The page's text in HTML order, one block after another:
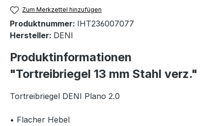
Zum Merkzettel hinzufügen
Produktnummer: IHT236007077
Hersteller: DENI
Produktinformationen
"Tortreibriegel 13 mm Stahl verz."
Tortreibriegel DENI Plano 2.0
• Flacher Hebel